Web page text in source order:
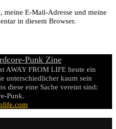
meine E-Mail-Adresse und meine
in diesem Browser.
AWAY FROM LIFE heute ein
unterschiedlicher kaum sein
diese eine Sache vereint sind:
Punk.